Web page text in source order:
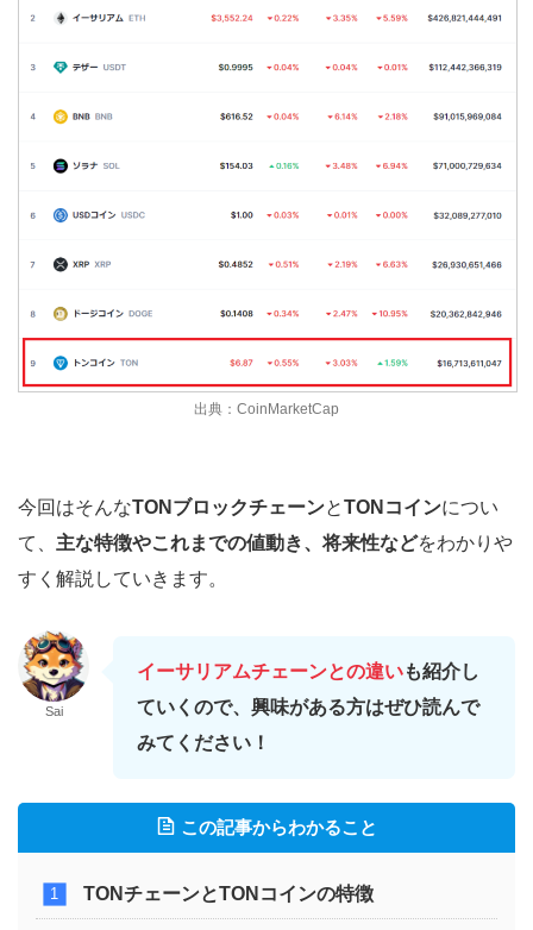
出典：CoinMarketCap
今回はそんなTONブロックチェーンとTONコインについ
て、 主な特徴やこれまでの値動き、将来性などをわかりや
すく解説していきます。
Sai
イーサリアムチェーンとの違いも紹介し
ていくので、興味がある方はぜひ読んで
みてください！
この記事からわかること
TONチェーンとTONコインの特徴